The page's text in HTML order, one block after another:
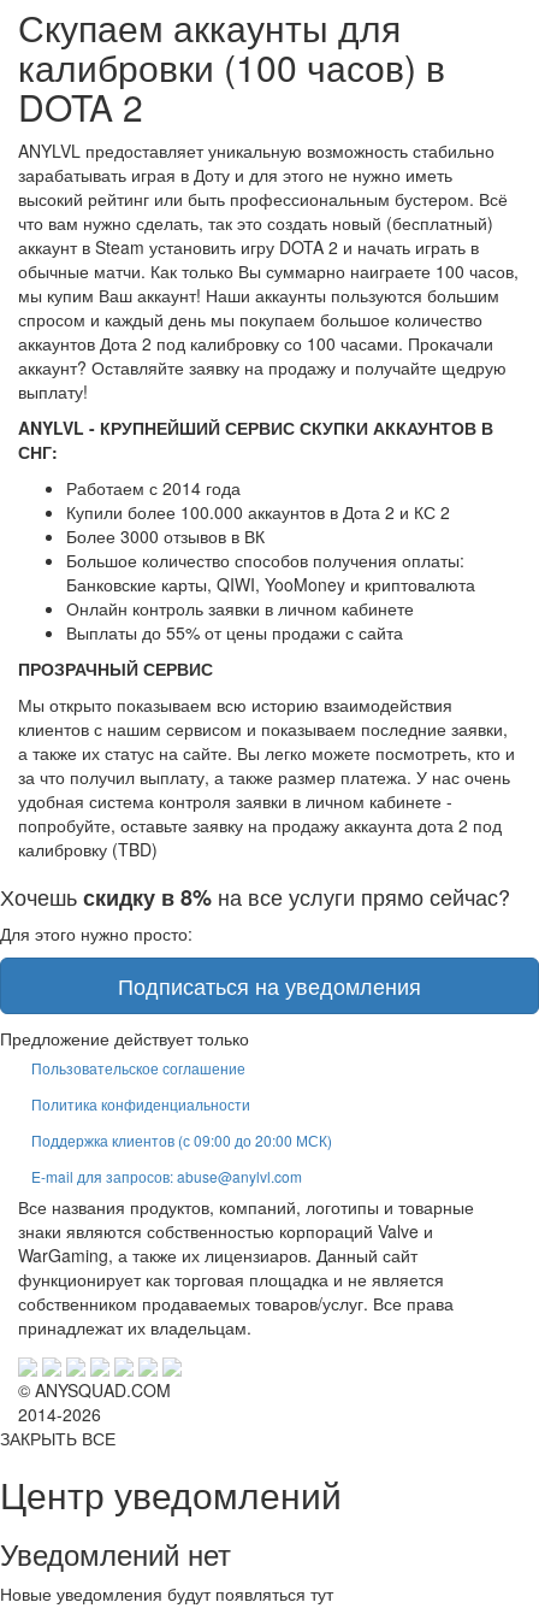
Скупаем аккаунты для
калибровки (100 часов) в
DOTA 2
ANYLVL предоставляет уникальную возможность стабильно
зарабатывать играя в Доту и для этого не нужно иметь
высокий рейтинг или быть профессиональным бустером. Всё
что вам нужно сделать, так это создать новый (бесплатный)
аккаунт в Steam установить игру DOTA 2 и начать играть в
обычные матчи. Как только Вы суммарно наиграете 100 часов,
мы купим Ваш аккаунт! Наши аккаунты пользуются большим
спросом и каждый день мы покупаем большое количество
аккаунтов Дота 2 под калибровку со 100 часами. Прокачали
аккаунт? Оставляйте заявку на продажу и получайте щедрую
выплату!
ANYLVL - КРУПНЕЙШИЙ СЕРВИС СКУПКИ АККАУНТОВ В
СНГ:
Работаем с 2014 года
Купили более 100.000 аккаунтов в Дота 2 и КС 2
Более 3000 отзывов в ВК
Большое количество способов получения оплаты:
Банковские карты, QIWI, YooMoney и криптовалюта
Онлайн контроль заявки в личном кабинете
Выплаты до 55% от цены продажи с сайта
ПРОЗРАЧНЫЙ СЕРВИС
Мы открыто показываем всю историю взаимодействия
клиентов с нашим сервисом и показываем последние заявки,
а также их статус на сайте. Вы легко можете посмотреть, кто и
за что получил выплату, а также размер платежа. У нас очень
удобная система контроля заявки в личном кабинете -
попробуйте, оставьте заявку на продажу аккаунта дота 2 под
калибровку (TBD)
Хочешьскидку в 8% на все услуги прямо сейчас?
Для этого нужно просто:
Подписаться на уведомления
Предложение действует только
Пользовательское соглашение
Политика конфиденциальности
Поддержка клиентов (с 09:00 до 20:00 МСК)
E-mail для запросов: abuse@anylvl.com
Все названия продуктов, компаний, логотипы и товарные
знаки являются собственностью корпораций Valve и
WarGaming, а также их лицензиаров. Данный сайт
функционирует как торговая площадка и не является
собственником продаваемых товаров/услуг. Все права
принадлежат их владельцам.
© ANYSQUAD.COM
2014-2026
ЗАКРЫТЬ ВСЕ
Центр уведомлений
Уведомлений нет
Новые уведомления будут появляться тут